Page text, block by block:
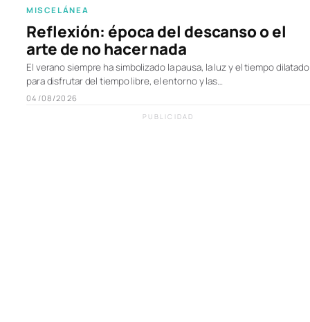
MISCELÁNEA
Reflexión: época del descanso o el
arte de no hacer nada
El verano siempre ha simbolizado la pausa, la luz y el tiempo dilatado
para disfrutar del tiempo libre, el entorno y las…
04/08/2026
PUBLICIDAD